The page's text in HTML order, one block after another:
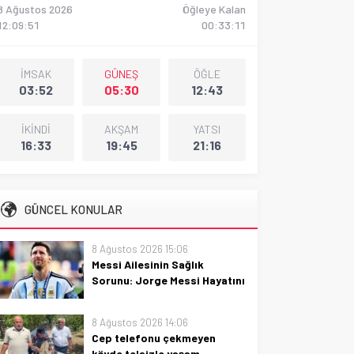
Ağustos 2026
Öğleye Kalan
00:33:09
İMSAK
03:52
GÜNEŞ
05:30
ÖĞLE
12:43
İKİNDİ
16:33
AKŞAM
19:45
YATSI
21:16
GÜNCEL KONULAR
8 Ağustos 2026 15:06
Messi Ailesinin Sağlık
Sorunu: Jorge Messi Hayatını
Messi ailesinde üzüntü baskın:
Jorge Messi hayatını kaybetti.
Sağlık sorunları zirve yaparken
8 Ağustos 2026 14:06
Cep telefonu çekmeyen